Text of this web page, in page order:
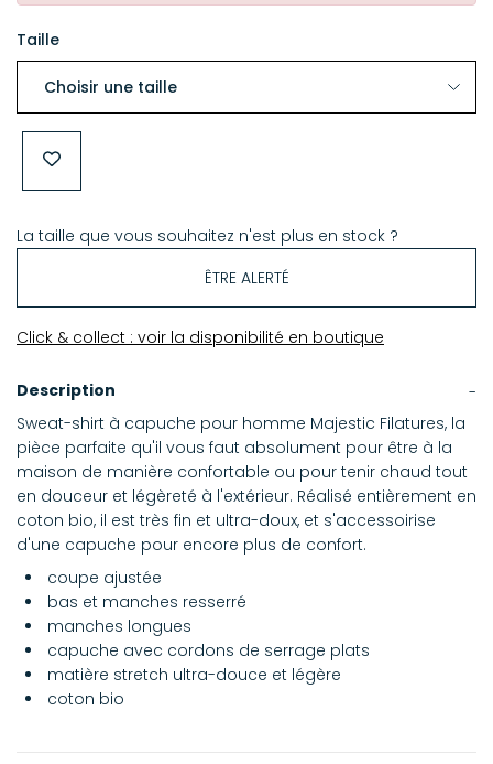
Taille
La taille que vous souhaitez n'est plus en stock ?
ÊTRE ALERTÉ
Click & collect : voir la disponibilité en boutique
Description
Sweat-shirt à capuche pour homme Majestic Filatures, la
pièce parfaite qu'il vous faut absolument pour être à la
maison de manière confortable ou pour tenir chaud tout
en douceur et légèreté à l'extérieur. Réalisé entièrement en
coton bio, il est très fin et ultra-doux, et s'accessoirise
d'une capuche pour encore plus de confort.
coupe ajustée
bas et manches resserré
manches longues
capuche avec cordons de serrage plats
matière stretch ultra-douce et légère
coton bio